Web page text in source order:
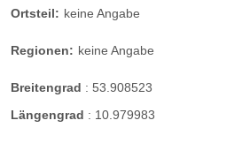
Ortsteil: keine Angabe
Regionen: keine Angabe
Breitengrad : 53.908523
Längengrad : 10.979983